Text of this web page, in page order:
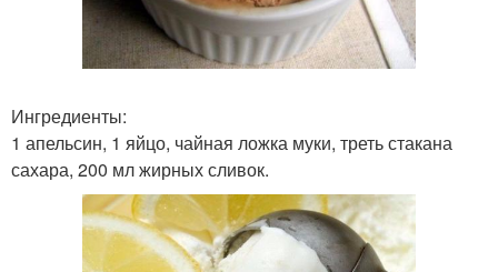
Ингредиенты:
1 апельсин, 1 яйцо, чайная ложка муки, треть стакана
сахара, 200 мл жирных сливок.